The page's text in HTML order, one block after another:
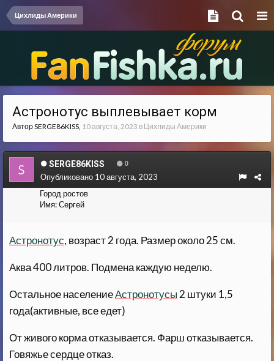
Цихлиды Америки
Астронотус выплевывает корм
АвторSERGE86KISS, 10 августа, 2023 в Цихлиды Америки
SERGE86KISS 0
Город ростов
Имя:Сергей
Опубликовано 10 августа, 2023
Астронотус, возраст 2 года. Размер около 25 см.
Аква 400 литров. Подмена каждую неделю.
Остальное населениеАстронотусы 2 штуки 1,5
года(активные, все едет)
От живого корма отказывается. Фарш отказывается.
Говяжье сердце отказ.